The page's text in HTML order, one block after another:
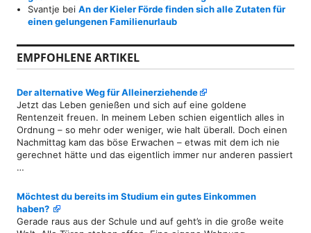
Svantje beiAn der Kieler Förde finden sich alle Zutaten für
einen gelungenen Familienurlaub
EMPFOHLENE ARTIKEL
Der alternative Weg für Alleinerziehende
Jetzt das Leben genießen und sich auf eine goldene
Rentenzeit freuen. In meinem Leben schien eigentlich alles in
Ordnung – so mehr oder weniger, wie halt überall. Doch einen
Nachmittag kam das böse Erwachen – etwas mit dem ich nie
gerechnet hätte und das eigentlich immer nur anderen passiert
…
Möchtest du bereits im Studium ein gutes Einkommen
haben?
Gerade raus aus der Schule und auf geht’s in die große weite